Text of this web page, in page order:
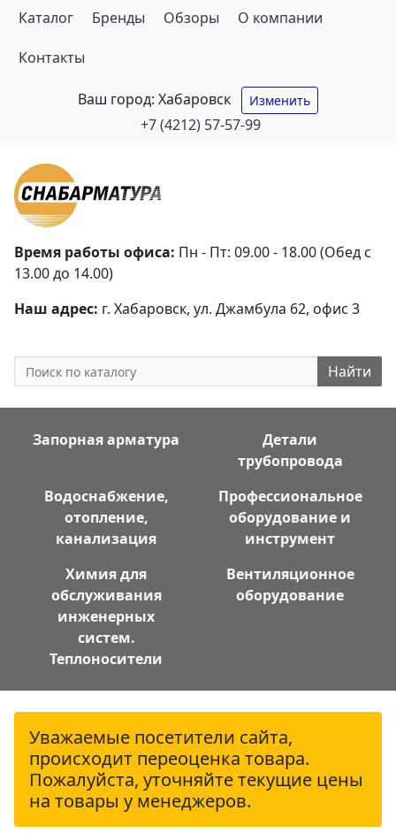
Каталог Бренды Обзоры О компании
Контакты
Ваш город: Хабаровск Изменить
+7 (4212) 57-57-99
Время работы офиса: Пн - Пт: 09.00 - 18.00 (Обед с
13.00 до 14.00)
Наш адрес: г. Хабаровск, ул. Джамбула 62, офис 3
Найти
Запорная арматура
Детали
трубопровода
Водоснабжение,
отопление,
канализация
Профессиональное
оборудование и
инструмент
Химия для
обслуживания
инженерных
систем.
Теплоносители
Вентиляционное
оборудование
Уважаемые посетители сайта,
происходит переоценка товара.
Пожалуйста, уточняйте текущие цены
на товары у менеджеров.